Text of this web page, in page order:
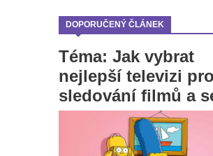
DOPORUČENÝ ČLÁNEK
Téma: Jak vybrat
nejlepší televizi pro
sledování filmů a